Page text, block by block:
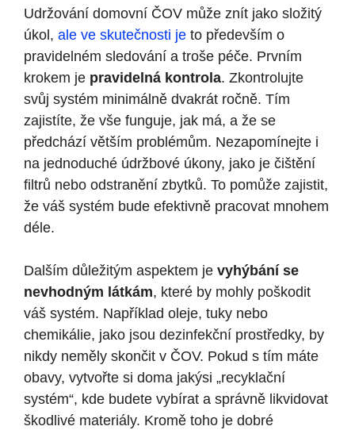
Udržování domovní ČOV může znít jako složitý
úkol, ale ve skutečnosti je to především o
pravidelném sledování a troše péče. Prvním
krokem je pravidelná kontrola. Zkontrolujte
svůj systém minimálně dvakrát ročně. Tím
zajistíte, že vše funguje, jak má, a že se
předchází větším problémům. Nezapomínejte i
na jednoduché údržbové úkony, jako je čištění
filtrů nebo odstranění zbytků. To pomůže zajistit,
že váš systém bude efektivně pracovat mnohem
déle.
Dalším důležitým aspektem je vyhýbání se
nevhodným látkám, které by mohly poškodit
váš systém. Například oleje, tuky nebo
chemikálie, jako jsou dezinfekční prostředky, by
nikdy neměly skončit v ČOV. Pokud s tím máte
obavy, vytvořte si doma jakýsi „recyklační
systém“, kde budete vybírat a správně likvidovat
škodlivé materiály. Kromě toho je dobré